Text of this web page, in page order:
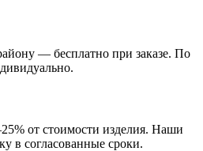
— бесплатно при заказе. По
от стоимости изделия. Наши
в согласованные сроки.